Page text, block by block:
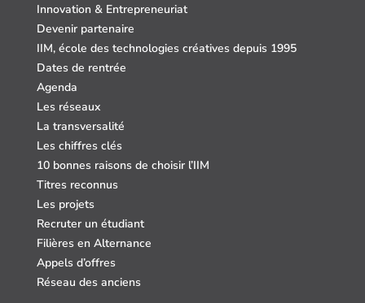
Innovation & Entrepreneuriat
Devenir partenaire
IIM, école des technologies créatives depuis 1995
Dates de rentrée
Agenda
Les réseaux
La transversalité
Les chiffres clés
10 bonnes raisons de choisir l’IIM
Titres reconnus
Les projets
Recruter un étudiant
Filières en Alternance
Appels d’offres
Réseau des anciens